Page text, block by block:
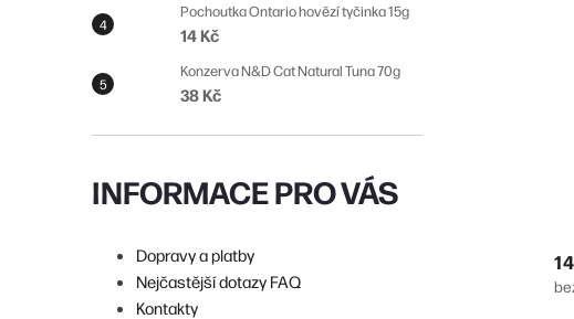
í
p
a
n
e
l
Pochoutka Ontario hovězí tyčinka 15g
14 Kč
Konzerva N&D Cat Natural Tuna 70g
38 Kč
INFORMACE PRO VÁS
Dopravy a platby
Nejčastější dotazy FAQ
Kontakty